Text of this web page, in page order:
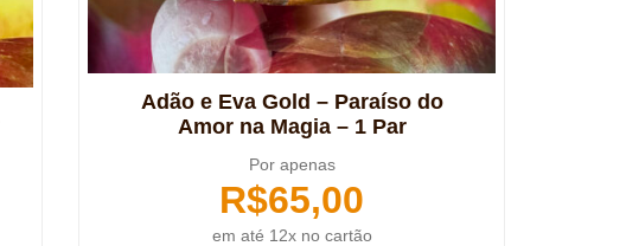
Adão e Eva Gold – Paraíso do
Amor na Magia – 1 Par
Por apenas
R$65,00
em até 12x no cartão